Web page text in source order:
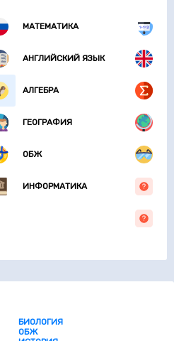
МАТЕМАТИКА
АНГЛИЙСКИЙ ЯЗЫК
АЛГЕБРА
ГЕОГРАФИЯ
ОБЖ
ИНФОРМАТИКА
БИОЛОГИЯ
ОБЖ